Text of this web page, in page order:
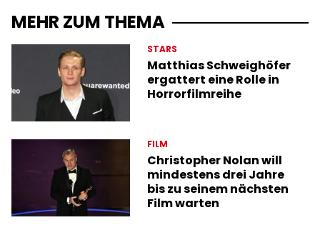
MEHR ZUM THEMA
STARS
Matthias Schweighöfer
ergattert eine Rolle in
Horrorfilmreihe
FILM
Christopher Nolan will
mindestens drei Jahre
bis zu seinem nächsten
Film warten